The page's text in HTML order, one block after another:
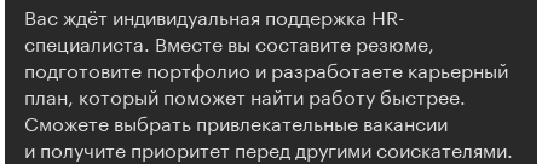
Вас ждёт индивидуальная поддержка HR-
специалиста. Вместе вы составите резюме,
подготовите портфолио и разработаете карьерный
план, который поможет найти работу быстрее.
Сможете выбрать привлекательные вакансии
и получите приоритет перед другими соискателями.